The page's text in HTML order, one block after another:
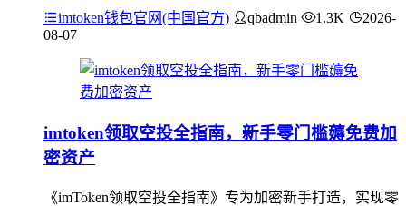
imtoken钱包官网(中国官方) qbadmin 1.3K
2026-
08-07
imtoken领取空投全指南，新手零门槛薅免费加
密资产
《imToken领取空投全指南》专为加密新手打造，实现零